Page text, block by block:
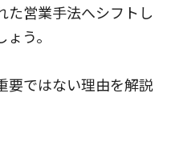
た営業手法へシフトし
う。
要ではない理由を解説